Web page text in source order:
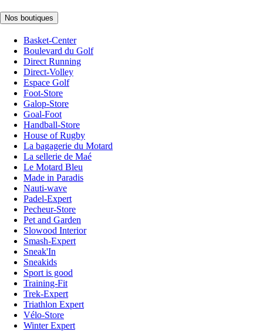
Nos boutiques
Basket-Center
Boulevard du Golf
Direct Running
Direct-Volley
Espace Golf
Foot-Store
Galop-Store
Goal-Foot
Handball-Store
House of Rugby
La bagagerie du Motard
La sellerie de Maé
Le Motard Bleu
Made in Paradis
Nauti-wave
Padel-Expert
Pecheur-Store
Pet and Garden
Slowood Interior
Smash-Expert
Sneak'In
Sneakids
Sport is good
Training-Fit
Trek-Expert
Triathlon Expert
Vélo-Store
Winter Expert